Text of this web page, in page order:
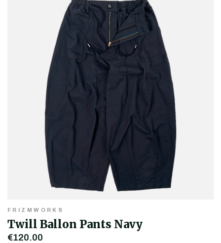
FRIZMWORKS
Twill Ballon Pants Navy
€120,00